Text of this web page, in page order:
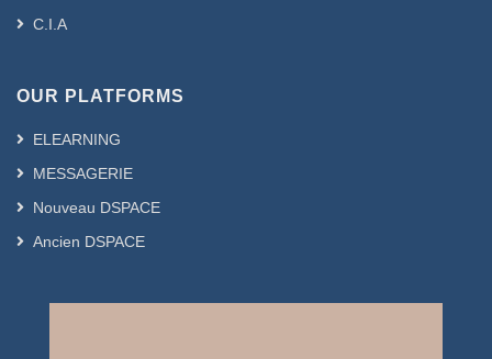
C.I.A
OUR PLATFORMS
ELEARNING
MESSAGERIE
Nouveau DSPACE
Ancien DSPACE